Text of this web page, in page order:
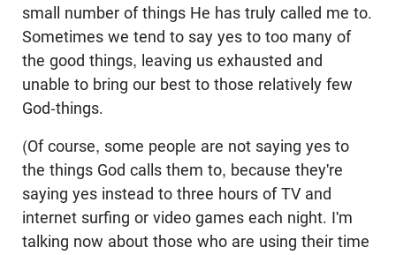
small number of things He has truly called me to.
Sometimes we tend to say yes to too many of
the good things, leaving us exhausted and
unable to bring our best to those relatively few
God-things.
(Of course, some people are not saying yes to
the things God calls them to, because they're
saying yes instead to three hours of TV and
internet surfing or video games each night. I'm
talking now about those who are using their time